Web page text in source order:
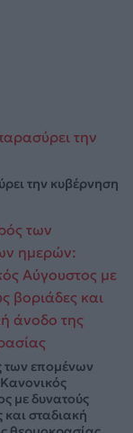
την κυβέρνηση
των επομένων
με δυνατούς
και σταδιακή